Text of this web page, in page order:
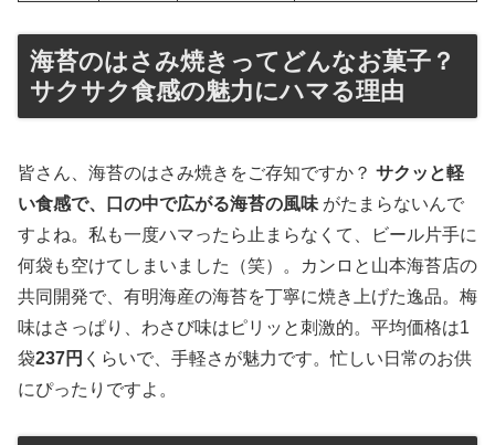
海苔のはさみ焼きってどんなお菓子？
サクサク食感の魅力にハマる理由
皆さん、海苔のはさみ焼きをご存知ですか？ サクッと軽
い食感で、口の中で広がる海苔の風味 がたまらないんで
すよね。私も一度ハマったら止まらなくて、ビール片手に
何袋も空けてしまいました（笑）。カンロと山本海苔店の
共同開発で、有明海産の海苔を丁寧に焼き上げた逸品。梅
味はさっぱり、わさび味はピリッと刺激的。平均価格は1
袋237円 くらいで、手軽さが魅力です。忙しい日常のお供
にぴったりですよ。